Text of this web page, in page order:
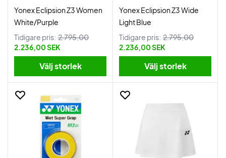
Yonex Eclipsion Z3 Women
White/Purple
Tidigare pris: 2.795,00
2.236,00 SEK
Välj storlek
Yonex Eclipsion Z3 Wide
Light Blue
Tidigare pris: 2.795,00
2.236,00 SEK
Välj storlek